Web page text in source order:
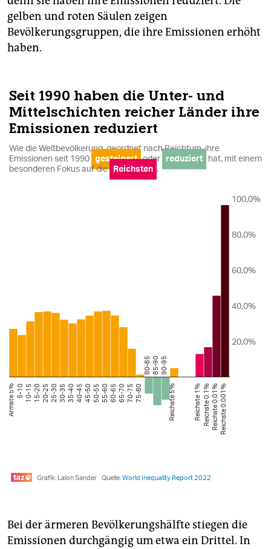
gelben und roten Säulen zeigen
Bevölkerungsgruppen, die ihre Emissionen erhöht
haben.
Bei der ärmeren Bevölkerungshälfte stiegen die
Emissionen durchgängig um etwa ein Drittel. In